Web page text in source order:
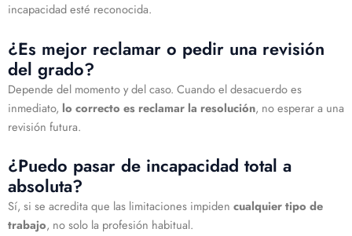
incapacidad esté reconocida.
¿Es mejor reclamar o pedir una revisión
del grado?
Depende del momento y del caso. Cuando el desacuerdo es
inmediato, lo correcto es reclamar la resolución, no esperar a una
revisión futura.
¿Puedo pasar de incapacidad total a
absoluta?
Sí, si se acredita que las limitaciones impiden cualquier tipo de
trabajo, no solo la profesión habitual.